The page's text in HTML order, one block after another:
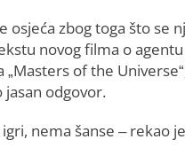
osjeća zbog toga što se
novog filma o
of the
jasan odgovor.
nema šanse – rekao